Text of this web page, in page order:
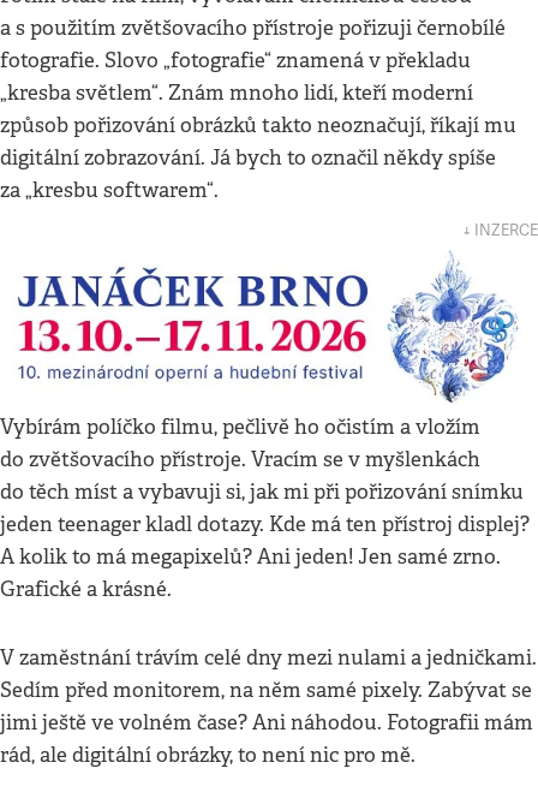
a s použitím zvětšovacího přístroje pořizuji černobílé
fotografie. Slovo „fotografie“ znamená v překladu
„kresba světlem“. Znám mnoho lidí, kteří moderní
způsob pořizování obrázků takto neoznačují, říkají mu
digitální zobrazování. Já bych to označil někdy spíše
za „kresbu softwarem“.
↓ INZERCE
Vybírám políčko filmu, pečlivě ho očistím a vložím
do zvětšovacího přístroje. Vracím se v myšlenkách
do těch míst a vybavuji si, jak mi při pořizování snímku
jeden teenager kladl dotazy. Kde má ten přístroj displej?
A kolik to má megapixelů? Ani jeden! Jen samé zrno.
Grafické a krásné.
V zaměstnání trávím celé dny mezi nulami a jedničkami.
Sedím před monitorem, na něm samé pixely. Zabývat se
jimi ještě ve volném čase? Ani náhodou. Fotografii mám
rád, ale digitální obrázky, to není nic pro mě.